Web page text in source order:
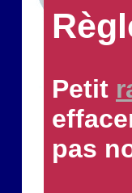
Petit
pas